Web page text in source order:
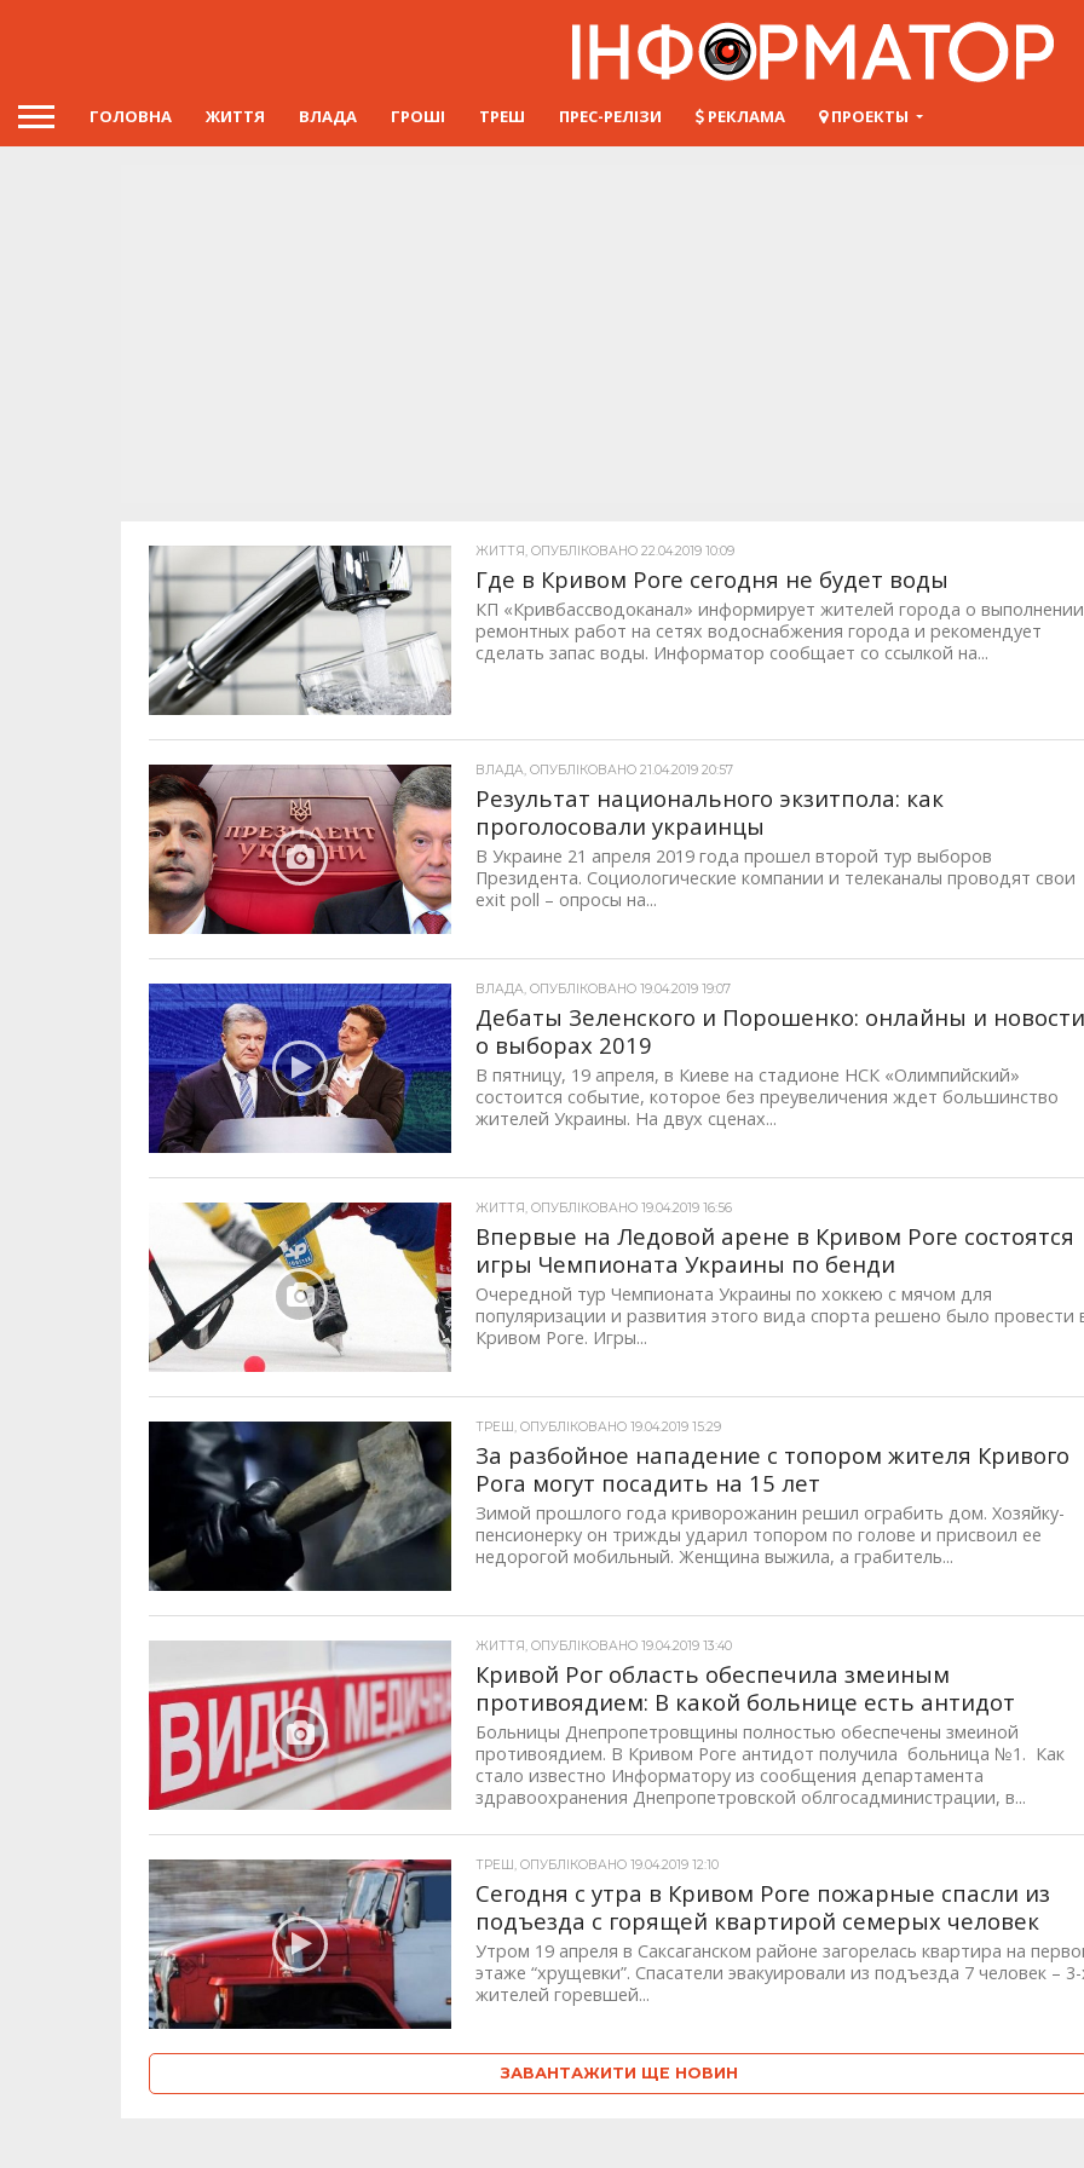
ГОЛОВНА ЖИТТЯ ВЛАДА ГРОШІ ТРЕШ ПРЕС-РЕЛІЗИ РЕКЛАМА ПРОЕКТЫ
ЖИТТЯ, ОПУБЛІКОВАНО 22.04.2019 10:09
Где в Кривом Роге сегодня не будет воды
КП «Кривбассводоканал» информирует жителей города о выполнении
ремонтных работ на сетях водоснабжения города и рекомендует
сделать запас воды. Информатор сообщает со ссылкой на...
ВЛАДА, ОПУБЛІКОВАНО 21.04.2019 20:57
Результат национального экзитпола: как
проголосовали украинцы
В Украине 21 апреля 2019 года прошел второй тур выборов
Президента. Социологические компании и телеканалы проводят свои
exit poll – опросы на...
ВЛАДА, ОПУБЛІКОВАНО 19.04.2019 19:07
Дебаты Зеленского и Порошенко: онлайны и
о выборах 2019
В пятницу, 19 апреля, в Киеве на стадионе НСК «Олимпийский»
состоится событие, которое без преувеличения ждет большинство
жителей Украины. На двух сценах...
ЖИТТЯ, ОПУБЛІКОВАНО 19.04.2019 16:56
Впервые на Ледовой арене в Кривом Роге состоятся
игры Чемпионата Украины по бенди
Очередной тур Чемпионата Украины по хоккею с мячом для
популяризации и развития этого вида спорта решено было провести
Кривом Роге. Игры...
ТРЕШ, ОПУБЛІКОВАНО 19.04.2019 15:29
За разбойное нападение с топором жителя Кривого
Рога могут посадить на 15 лет
Зимой прошлого года криворожанин решил ограбить дом. Хозяйку-
пенсионерку он трижды ударил топором по голове и присвоил ее
недорогой мобильный. Женщина выжила, а грабитель...
ЖИТТЯ, ОПУБЛІКОВАНО 19.04.2019 13:40
Кривой Рог область обеспечила змеиным
противоядием: В какой больнице есть антидот
Больницы Днепропетровщины полностью обеспечены змеиной
противоядием. В Кривом Роге антидот получила больница №1. Как
стало известно Информатору из сообщения департамента
здравоохранения Днепропетровской облгосадминистрации, в...
ТРЕШ, ОПУБЛІКОВАНО 19.04.2019 12:10
Сегодня с утра в Кривом Роге пожарные спасли из
подъезда с горящей квартирой семерых человек
Утром 19 апреля в Саксаганском районе загорелась квартира на
этаже “хрущевки”. Спасатели эвакуировали из подъезда 7 человек –
жителей горевшей...
ЗАВАНТАЖИТИ ЩЕ НОВИН